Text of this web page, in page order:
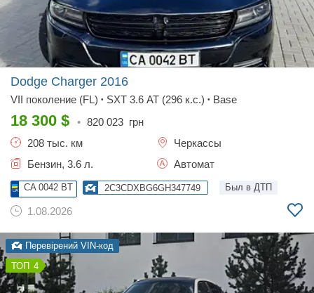
Dodge Charger 2016
VII поколение (FL) • SXT 3.6 AT (296 к.с.) • Base
18 300 $ • 820 023 грн
208 тыс. км
Черкассы
Бензин, 3.6 л.
Автомат
CA 0042 BT 2C3CDXBG6GH347749 Был в ДТП
1.08.2026
Перевірений VIN-код
4